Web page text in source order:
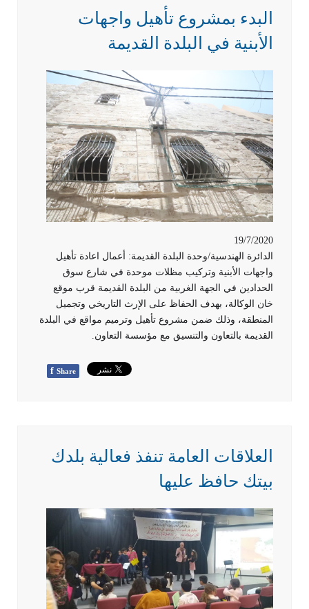
البدء بمشروع تأهيل واجهات
الأبنية في البلدة القديمة
19/7/2020
الدائرة الهندسية/وحدة البلدة القديمة: أعمال اعادة تأهيل
واجهات الأبنية وتركيب مظلات موحدة في شارع سوق
الحدادين في الجهة الغربية من البلدة القديمة قرب موقع
خان الوكالة، بهدف الحفاظ على الإرث التاريخي وتجميل
المنطقة، وذلك ضمن مشروع تأهيل وترميم مواقع في البلدة
القديمة بالتعاون والتنسيق مع مؤسسة التعاون.
f Share
العلاقات العامة تنفذ فعالية بلدك
بيتك حافظ عليها